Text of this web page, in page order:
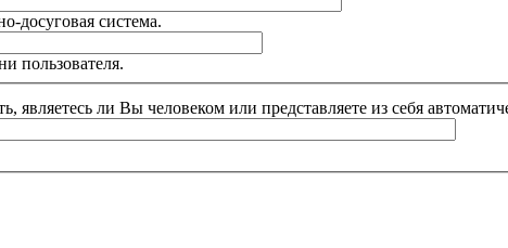
досуговая система.
пользователя.
являетесь ли Вы человеком или представляете из себя